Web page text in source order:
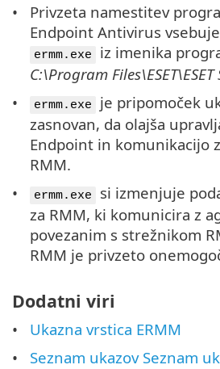
Privzeta namestitev
Endpoint Antivirus
ermm.exe
iz imenika
C:\Program
ermm.exe
je pripomoček
zasnovan, da olajša
Endpoint in komunikacijo
RMM.
ermm.exe
si izmenjuje
za RMM, ki komunicira z
povezanim s strežnikom
RMM je privzeto
Dodatni viri
Ukazna vrstica ERMM
Seznam ukazov Seznam